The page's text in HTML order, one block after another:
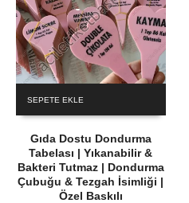
SEPETE EKLE
Gıda Dostu Dondurma
Tabelası | Yıkanabilir &
Bakteri Tutmaz | Dondurma
Çubuğu & Tezgah İsimliği |
Özel Baskılı